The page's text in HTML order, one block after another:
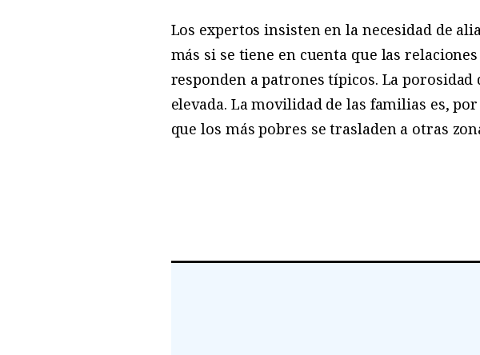
Los expertos insisten en la necesidad de
más si se tiene en cuenta que las
responden a patrones típicos. La
elevada. La movilidad de las familias es,
que los más pobres se trasladen a otras